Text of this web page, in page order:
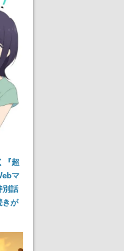
『超
マ
別話
が